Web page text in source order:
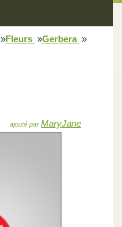
»Fleurs »Gerbera »
ajouté par MaryJane